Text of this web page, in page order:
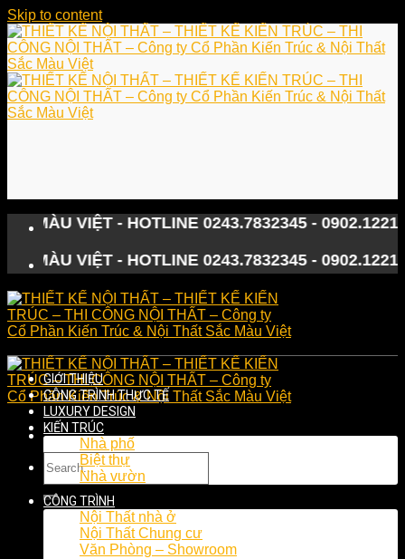
Skip to content
VIỆT - HOTLINE 0243.7832345 - 0902.122133
VIỆT - HOTLINE 0243.7832345 - 0902.122133
GIỚI THIỆU
CÔNG TRÌNH THỰC TẾ
LUXURY DESIGN
KIẾN TRÚC
Nhà phố
Biệt thự
Nhà vườn
CÔNG TRÌNH
Nội Thất nhà ở
Nội Thất Chung cư
Văn Phòng – Showroom